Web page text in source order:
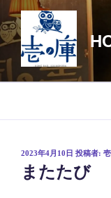
コ
ン
テ
ン
ツ
投
日:
2023年4月10日 投稿者:
またたび